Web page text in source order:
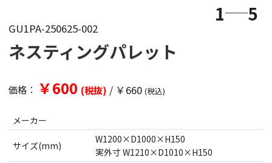
1 5
GU1PA-250625-002
ネスティングパレット
価格： ￥600 (税抜) / ￥660 (税込)
メーカー
サイズ(mm)
W1200×D1000×H150
実外寸 W1210×D1010×H150